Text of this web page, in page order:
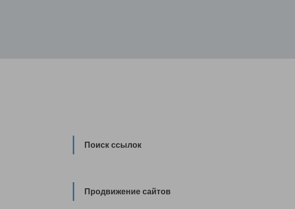
Поиск ссылок
Продвижение сайтов